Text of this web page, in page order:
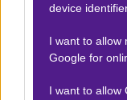
device
I want to allow
Google for
I want to allow
διώκτες της. Η
Παυλίδη και
την ικανότητα
ευκαιρίες που